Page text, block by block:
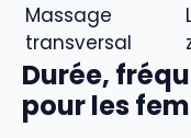
Massage
transversal
Durée,
pour les